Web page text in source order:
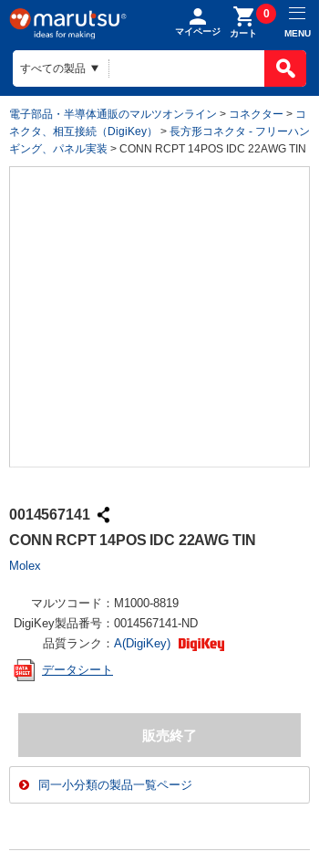
マイページ カート
0
MENU
電子部品・半導体通販のマルツオンライン > コネクター > コ
ネクタ、相互接続（DigiKey）
> 長方形コネクタ - フリーハン
ギング、パネル実装 > CONN RCPT 14POS IDC 22AWG TIN
0014567141
CONN RCPT 14POS IDC 22AWG TIN
Molex
マルツコード： M1000-8819
DigiKey製品番号： 0014567141-ND
品質ランク： A(DigiKey)
データシート
同一小分類の製品一覧ページ